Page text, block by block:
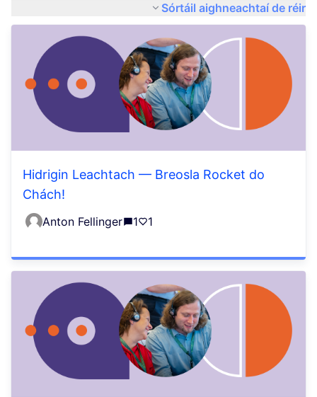
Sórtáil aighneachtaí de réir
Hidrigin Leachtach — Breosla Rocket do
Chách!
Anton Fellinger 1 1